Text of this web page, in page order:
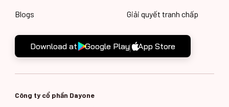
Blogs Giải quyết tranh chấp
Download at Google Play App Store
Công ty cổ phần Dayone